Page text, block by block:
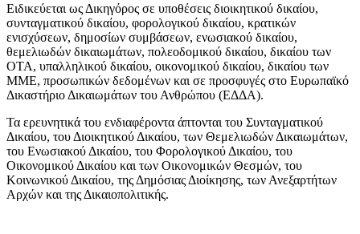
Ειδικεύεται ως Δικηγόρος σε υποθέσεις διοικητικού δικαίου,
συνταγματικού δικαίου, φορολογικού δικαίου, κρατικών
ενισχύσεων, δημοσίων συμβάσεων, ενωσιακού δικαίου,
θεμελιωδών δικαιωμάτων, πολεοδομικού δικαίου, δικαίου των
ΟΤΑ, υπαλληλικού δικαίου, οικονομικού δικαίου, δικαίου των
ΜΜΕ, προσωπικών δεδομένων και σε προσφυγές στο Ευρωπαϊκό
Δικαστήριο Δικαιωμάτων του Ανθρώπου (ΕΔΔΑ).
Τα ερευνητικά του ενδιαφέροντα άπτονται του Συνταγματικού
Δικαίου, του Διοικητικού Δικαίου, των Θεμελιωδών Δικαιωμάτων,
του Ενωσιακού Δικαίου, του Φορολογικού Δικαίου, του
Οικονομικού Δικαίου και των Οικονομικών Θεσμών, του
Κοινωνικού Δικαίου, της Δημόσιας Διοίκησης, των Ανεξαρτήτων
Αρχών και της Δικαιοπολιτικής.